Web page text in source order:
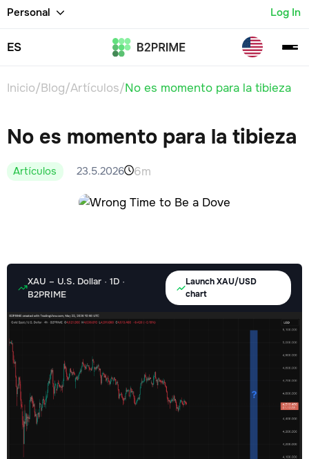
Personal Log In
ES
Inicio/Blog/Artículos/No es momento para la tibieza
No es momento para la tibieza
Artículos 23.5.2026 6m
XAU – U.S. Dollar · 1D ·
B2PRIME
Launch XAU/USD
chart